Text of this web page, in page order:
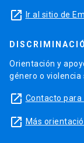
launch Ir al sitio de
Orientación y
género o violencia
launch Contacto para
launch Más